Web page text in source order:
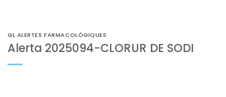
GL ALERTES FARMACOLÒGIQUES
Alerta 2025094-CLORUR DE SODI